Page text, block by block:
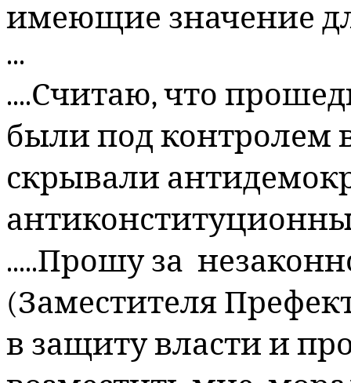
имеющие значение
...
....Считаю, что
были под контролем
скрывали
.....Прошу за
(Заместителя
в защиту власти и